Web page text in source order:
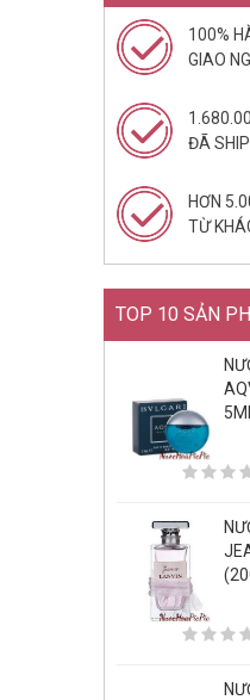
100%
GIAO
ĐÃ
HƠN
TỪ
TOP 10 SẢN